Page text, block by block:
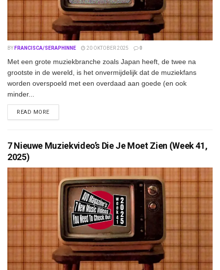
BY FRANCISCA/SERAPHINNE 20 OKTOBER 2025 0
Met een grote muziekbranche zoals Japan heeft, de twee na
grootste in de wereld, is het onvermijdelijk dat de muziekfans
worden overspoeld met een overdaad aan goede (en ook
minder...
READ MOREDETAILS
7 Nieuwe Muziekvideo’s Die Je Moet Zien (Week 41,
2025)